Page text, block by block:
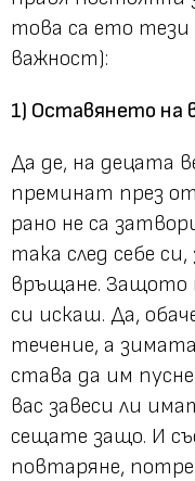
това са ето тези
важност):
1) Оставянето на
Да де, на децата
преминат през
рано не са
така след себе
връщане. Защото
си искаш. Да,
течение, а
става да им
вас завеси ли
сещате защо. И
повтаряне,